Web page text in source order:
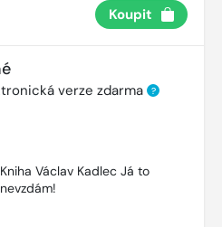
Koupit
verze zdarma ?
Kniha Václav Kadlec Já to
nevzdám!